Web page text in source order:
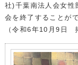
社)千葉南法人会女性
会を終了することが
（令和6年10月9日